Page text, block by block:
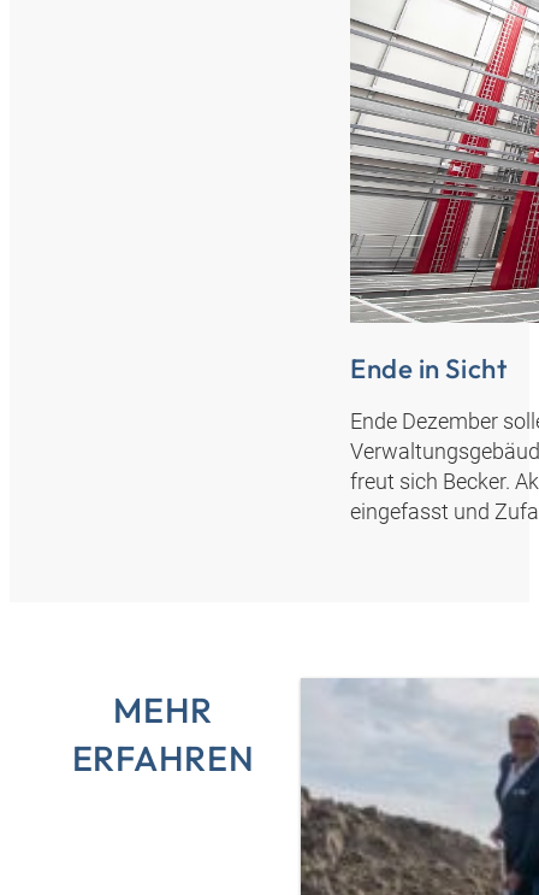
Ende in Sicht
Ende Dezember
freut sich Becker.
eingefasst und
MEHR
ERFAHREN